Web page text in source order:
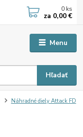
Menu
Hľadať
0 ks
za 0,00 €
Náhradné diely Attack FD